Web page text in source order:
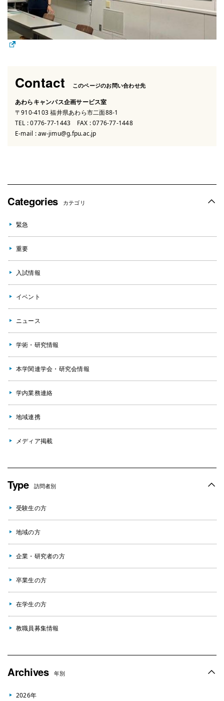
Contact このページのお問い合わせ先
あわらキャンパス企画サービス室
〒910-4103 福井県あわら市二面88-1
TEL :0776-77-1443 FAX : 0776-77-1448
E-mail :aw-jimu@g.fpu.ac.jp
Categories カテゴリ
緊急
重要
入試情報
イベント
ニュース
学術・研究情報
本学関連学会・研究会情報
学内業務連絡
地域連携
メディア掲載
Type 訪問者別
受験生の方
地域の方
企業・研究者の方
卒業生の方
在学生の方
教職員募集情報
Archives 年別
2026年